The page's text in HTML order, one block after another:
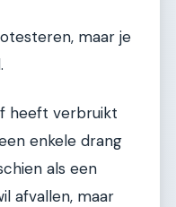
maar je
heeft verbruikt
enkele drang
als een
afvallen, maar